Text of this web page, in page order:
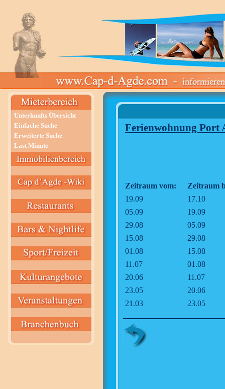
Unterkunfts Übersicht
Einfache Suche
Erweiterte Suche
Last Minute
Ferienwohnung Port
Zeitraum vom:
Zeitraum
19.09
17.10
05.09
19.09
29.08
05.09
15.08
29.08
01.08
15.08
11.07
01.08
20.06
11.07
23.05
20.06
21.03
23.05